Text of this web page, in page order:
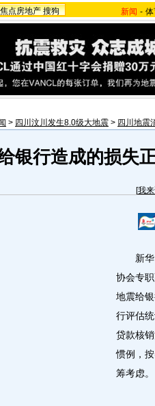
焦点房地产 搜狗 新闻 -
> 四川汶川发生8.0级大地震 > 四川地震
银行造成的损失
[我
新华
协会专
地震给
行评估
贷款核
惯例，
筹考虑。